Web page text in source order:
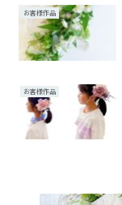
お客様作品
お客様作品